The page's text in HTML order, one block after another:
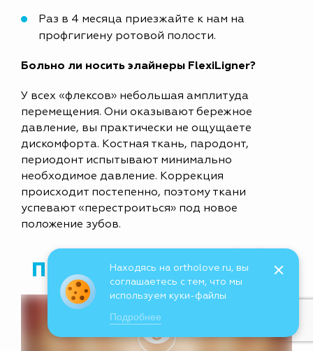
Раз в 4 месяца приезжайте к нам на
профгигиену ротовой полости.
Больно ли носить элайнеры FlexiLigner?
У всех «флексов» небольшая амплитуда
перемещения. Они оказывают бережное
давление, вы практически не ощущаете
дискомфорта. Костная ткань, пародонт,
периодонт испытывают минимально
необходимое давление. Коррекция
происходит постепенно, поэтому ткани
успевают «перестроиться» под новое
положение зубов.
ПРИМЕРЫ РАБОТ
Находясь на ortholove.ru, вы
соглашаетесь с тем, что мы
используем куки-файлы
Подробнее